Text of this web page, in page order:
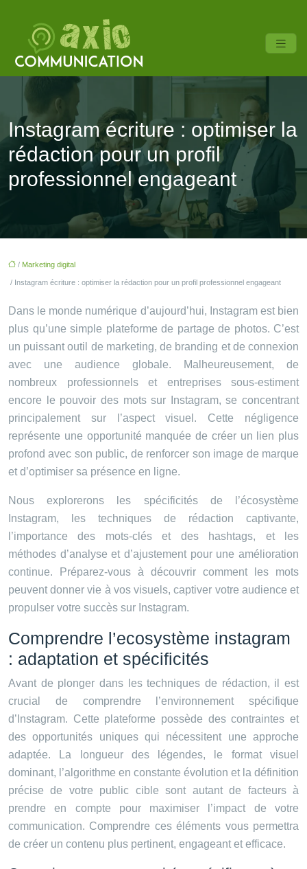
Instagram écriture : optimiser la
rédaction pour un profil
professionnel engageant
/ Marketing digital
/ Instagram écriture : optimiser la rédaction pour un profil professionnel engageant
Dans le monde numérique d’aujourd’hui, Instagram est bien
plus qu’une simple plateforme de partage de photos. C’est
un puissant outil de marketing, de branding et de connexion
avec une audience globale. Malheureusement, de
nombreux professionnels et entreprises sous-estiment
encore le pouvoir des mots sur Instagram, se concentrant
principalement sur l’aspect visuel. Cette négligence
représente une opportunité manquée de créer un lien plus
profond avec son public, de renforcer son image de marque
et d’optimiser sa présence en ligne.
Nous explorerons les spécificités de l’écosystème
Instagram, les techniques de rédaction captivante,
l’importance des mots-clés et des hashtags, et les
méthodes d’analyse et d’ajustement pour une amélioration
continue. Préparez-vous à découvrir comment les mots
peuvent donner vie à vos visuels, captiver votre audience et
propulser votre succès sur Instagram.
Comprendre l’ecosystème instagram
: adaptation et spécificités
Avant de plonger dans les techniques de rédaction, il est
crucial de comprendre l’environnement spécifique
d’Instagram. Cette plateforme possède des contraintes et
des opportunités uniques qui nécessitent une approche
adaptée. La longueur des légendes, le format visuel
dominant, l’algorithme en constante évolution et la définition
précise de votre public cible sont autant de facteurs à
prendre en compte pour maximiser l’impact de votre
communication. Comprendre ces éléments vous permettra
de créer un contenu plus pertinent, engageant et efficace.